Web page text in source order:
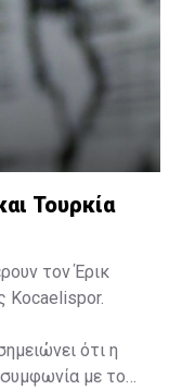
Τουρκία
τον Έρικ
Kocaelispor.
ότι η
με τον